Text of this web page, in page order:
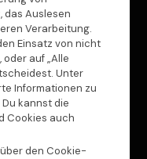
erhoben, dass Sie
z. B. um Daten
eingeben.
nach Ihrer
das Auslesen
Verarbeitung.
Einsatz von nicht
auf „Alle
Unter
Informationen zu
kannst die
Cookies auch
den Cookie-